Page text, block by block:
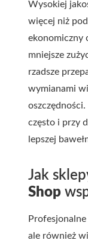
Wysokiej
więcej niż
ekonomiczny
mniejsze
rzadsze
wymianami
często i przy
lepszej
Jak
Shop
ale również